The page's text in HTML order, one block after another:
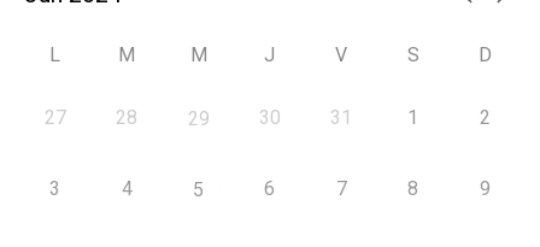
L M M J V S D
27 28 29 30 31 1 2
3 4 5 6 7 8 9